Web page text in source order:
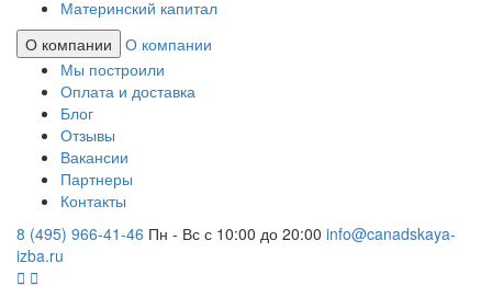
Материнский капитал
О компании
О компании
Мы построили
Оплата и доставка
Блог
Отзывы
Вакансии
Партнеры
Контакты
8 (495) 966-41-46 Пн - Вс с 10:00 до 20:00 info@canadskaya-
izba.ru